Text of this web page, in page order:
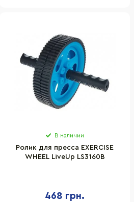
В наличии
Ролик для пресса EXERCISE
WHEEL LiveUp LS3160B
468 грн.